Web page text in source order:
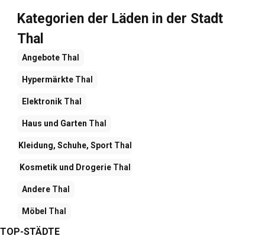
Kategorien der Läden in der Stadt
Thal
Angebote Thal
Hypermärkte Thal
Elektronik Thal
Haus und Garten Thal
Kleidung, Schuhe, SportThal
Kosmetik und DrogerieThal
Andere Thal
Möbel Thal
TOP-STÄDTE